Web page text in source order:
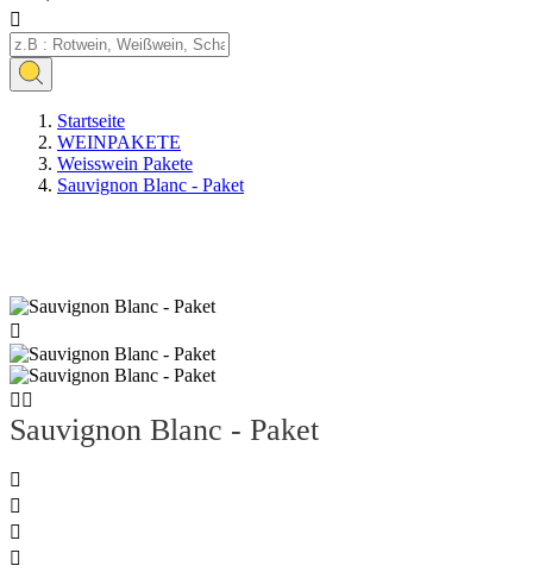

Startseite
WEINPAKETE
Weisswein Pakete
Sauvignon Blanc - Paket

 
Sauvignon Blanc - Paket



